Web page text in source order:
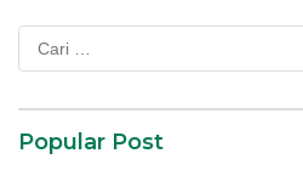
Popular Post